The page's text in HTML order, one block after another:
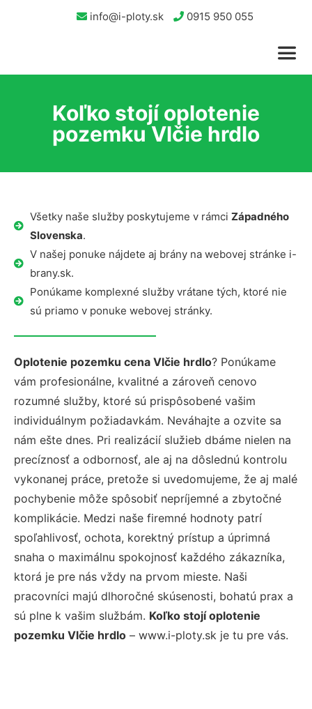
info@i-ploty.sk 0915 950 055
Koľko stojí oplotenie
pozemku Vlčie hrdlo
Všetky naše služby poskytujeme v rámci Západného
Slovenska.
V našej ponuke nájdete aj brány na webovej stránke i-
brany.sk.
Ponúkame komplexné služby vrátane tých, ktoré nie
sú priamo v ponuke webovej stránky.
Oplotenie pozemku cena Vlčie hrdlo? Ponúkame
vám profesionálne, kvalitné a zároveň cenovo
rozumné služby, ktoré sú prispôsobené vašim
individuálnym požiadavkám. Neváhajte a ozvite sa
nám ešte dnes. Pri realizácií služieb dbáme nielen na
precíznosť a odbornosť, ale aj na dôslednú kontrolu
vykonanej práce, pretože si uvedomujeme, že aj malé
pochybenie môže spôsobiť nepríjemné a zbytočné
komplikácie. Medzi naše firemné hodnoty patrí
spoľahlivosť, ochota, korektný prístup a úprimná
snaha o maximálnu spokojnosť každého zákazníka,
ktorá je pre nás vždy na prvom mieste. Naši
pracovníci majú dlhoročné skúsenosti, bohatú prax a
sú plne k vašim službám. Koľko stojí oplotenie
pozemku Vlčie hrdlo – www.i-ploty.sk je tu pre vás.